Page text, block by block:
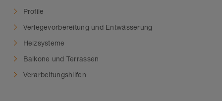
Profile
Verlegevorbereitung und Entwässerung
Heizsysteme
Balkone und Terrassen
Verarbeitungshilfen